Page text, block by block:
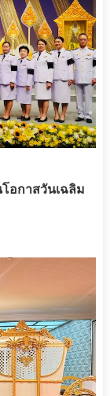
อกาสวันเฉลิม